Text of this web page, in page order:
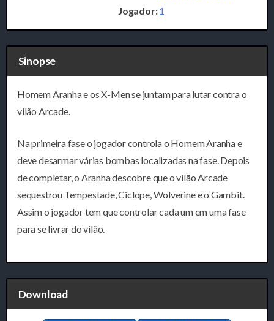
Jogador:1
Sinopse
Homem Aranha e os X-Men se juntam para lutar contra o
vilão Arcade.
Na primeira fase o jogador controla o Homem Aranha e
deve desarmar várias bombas localizadas na fase. Depois
de completar, o Aranha descobre que o vilão Arcade
sequestrou Tempestade, Ciclope, Wolverine e o Gambit.
Assim o jogador tem que controlar cada um em uma fase
para se livrar do vilão.
Download